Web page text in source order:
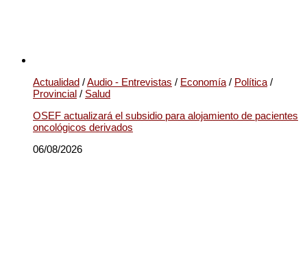
Actualidad /Audio - Entrevistas / Economía / Política /
Provincial / Salud
OSEF actualizará el subsidio para alojamiento de pacientes
oncológicos derivados
06/08/2026